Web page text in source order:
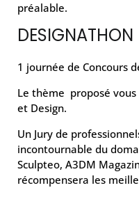
préalable.
DESIGNATHON
1 journée de Concours
Le thème proposé
et Design.
Un Jury de
incontournable du
Sculpteo, A3DM
récompensera les